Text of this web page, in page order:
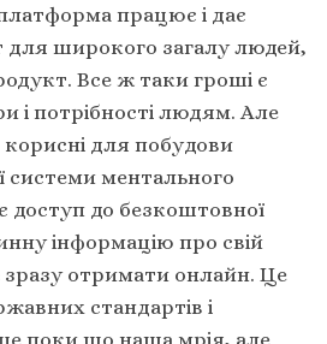
працює і дає
для широкого загалу людей,
Все ж таки гроші є
і потрібності людям. Але
для побудови
системи ментального
доступ до безкоштовної
інформацію про свій
отримати онлайн. Це
стандартів і
поки що наша мрія, але